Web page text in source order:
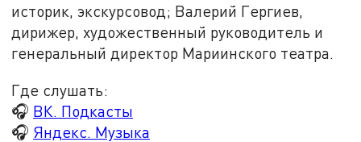
историк, экскурсовод; Валерий Гергиев,
дирижер, художественный руководитель и
генеральный директор Мариинского театра.
Где слушать:
🎧 ВК. Подкасты
🎧 Яндекс. Музыка